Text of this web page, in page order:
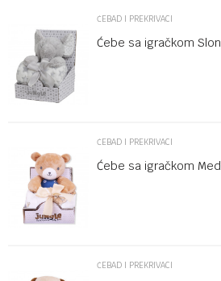
ĆEBAD I PREKRIVACI
Ćebe sa igračkom Slon
ĆEBAD I PREKRIVACI
Ćebe sa igračkom
ĆEBAD I PREKRIVACI